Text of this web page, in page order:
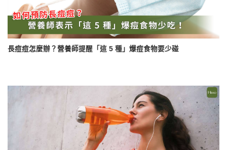
長痘痘怎麼辦？營養師提醒「這 5 種」爆痘食物要少碰